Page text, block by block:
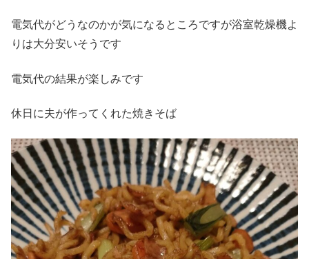
電気代がどうなのかが気になるところですが浴室乾燥機よ
りは大分安いそうです
電気代の結果が楽しみです
休日に夫が作ってくれた焼きそば